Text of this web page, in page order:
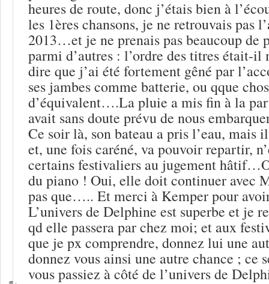
heures de route, donc j’étais bien à
les 1ères chansons, je ne retrouvais pas
2013…et je ne prenais pas beaucoup de
parmi d’autres : l’ordre des titres était-il
dire que j’ai été fortement gêné par
ses jambes comme batterie, ou qque
d’équivalent….La pluie a mis fin à la
avait sans doute prévu de nous
Ce soir là, son bateau a pris l’eau, mais
et, une fois caréné, va pouvoir repartir,
certains festivaliers au jugement
du piano ! Oui, elle doit continuer avec
pas que….. Et merci à Kemper pour
L’univers de Delphine est superbe et je
qd elle passera par chez moi; et aux
que je px comprendre, donnez lui une
donnez vous ainsi une autre chance ; ce
vous passiez à côté de l’univers de